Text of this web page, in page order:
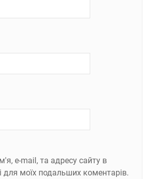
e-mail, та адресу сайту в
для моїх подальших коментарів.